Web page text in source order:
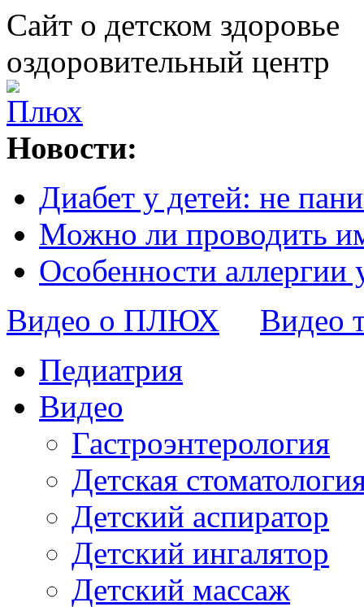
Сайт о детском здоровье
оздоровительный центр
Новости:
Диабет у детей: не
Можно ли проводить
Особенности аллергии
Видео о ПЛЮХ
Видео
Педиатрия
Видео
Гастроэнтерология
Детская
Детский аспиратор
Детский ингалятор
Детский массаж